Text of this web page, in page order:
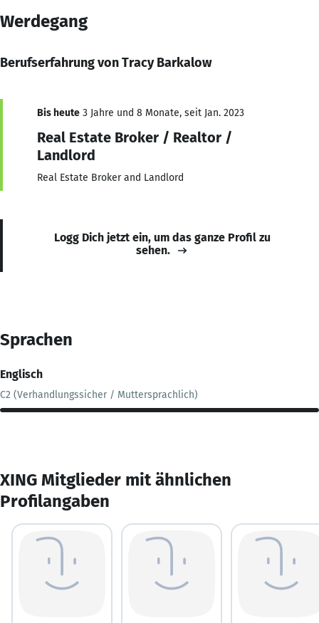
Werdegang
Berufserfahrung von Tracy Barkalow
Bis heute 3 Jahre und 8 Monate, seit Jan. 2023
Real Estate Broker / Realtor /
Landlord
Real Estate Broker and Landlord
Logg Dich jetzt ein, um das ganze Profil zu
sehen.
Sprachen
Englisch
C2 (Verhandlungssicher / Muttersprachlich)
XING Mitglieder mit ähnlichen
Profilangaben